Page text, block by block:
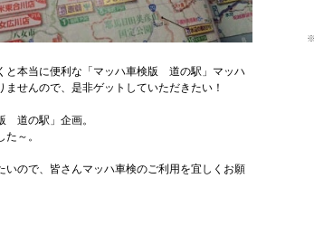
と本当に便利な「マッハ車検版 道の駅」 マッハ
せんので、 是非ゲットしていただきたい！
道の駅」企画。
～。
いので、皆さんマッハ車検のご利用を宜しくお願